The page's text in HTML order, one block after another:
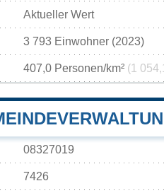
Aktueller Wert
3 793 Einwohner (2023)
407,0 Personen/km² (1
08327019
7426